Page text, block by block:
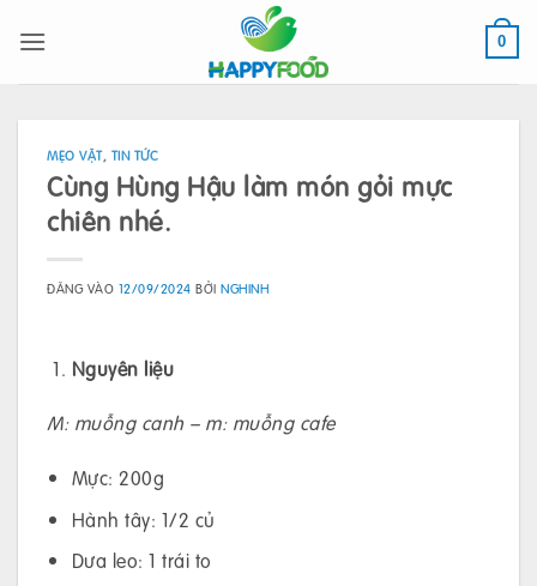
qua
0
MẸO VẶT, TIN TỨC
Cùng Hùng Hậu làm món gỏi mực
chiên nhé.
ĐĂNG VÀO 12/09/2024 BỞINGHINH
Nguyên liệu
M: muỗng canh – m: muỗng cafe
Mực: 200g
Hành tây: 1/2 củ
Dưa leo: 1 trái to